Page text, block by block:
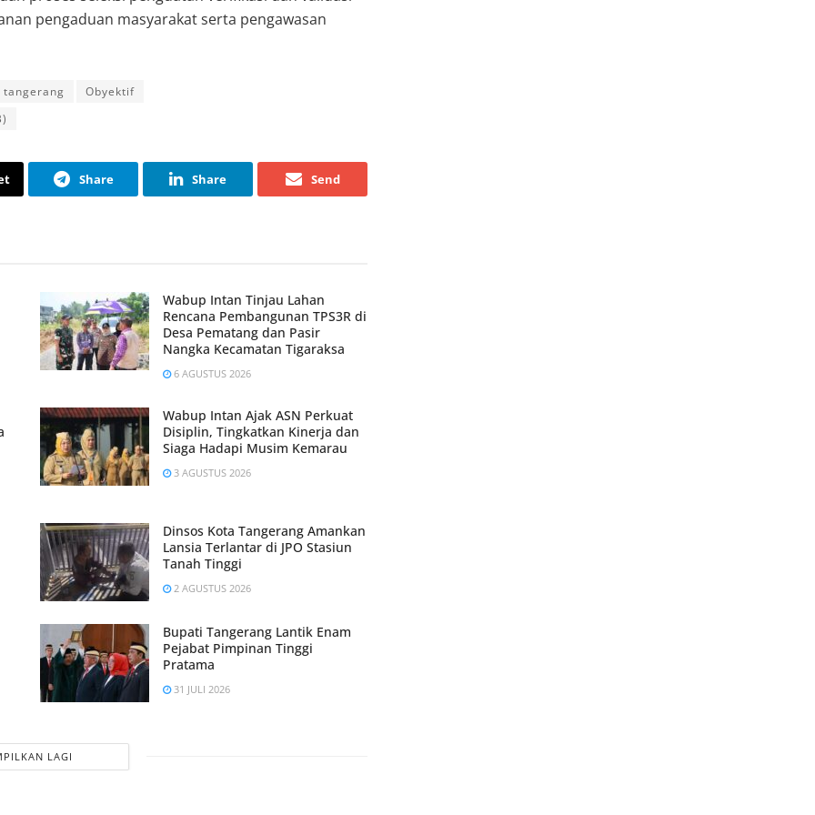
pengaduan masyarakat serta pengawasan
tangerang
Obyektif
Share Share Send
Wabup Intan Tinjau Lahan
Rencana Pembangunan TPS3R di
Desa Pematang dan Pasir
Nangka Kecamatan Tigaraksa
6 AGUSTUS 2026
Wabup Intan Ajak ASN Perkuat
Disiplin, Tingkatkan Kinerja dan
Siaga Hadapi Musim Kemarau
3 AGUSTUS 2026
Dinsos Kota Tangerang Amankan
Lansia Terlantar di JPO Stasiun
Tanah Tinggi
2 AGUSTUS 2026
Bupati Tangerang Lantik Enam
Pejabat Pimpinan Tinggi
Pratama
31 JULI 2026
LAGI